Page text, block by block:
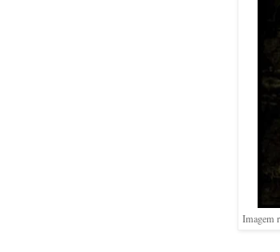
Imagem